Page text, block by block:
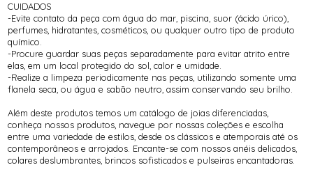
CUIDADOS
-Evite contato da peça com água do mar, piscina, suor (ácido úrico),
perfumes, hidratantes, cosméticos, ou qualquer outro tipo de produto
químico.
-Procure guardar suas peças separadamente para evitar atrito entre
elas, em um local protegido do sol, calor e umidade.
-Realize a limpeza periodicamente nas peças, utilizando somente uma
flanela seca, ou água e sabão neutro, assim conservando seu brilho.
Além deste produtos temos um catálogo de joias diferenciadas,
conheça nossos produtos, navegue por nossas coleções e escolha
entre uma variedade de estilos, desde os clássicos e atemporais até os
contemporâneos e arrojados. Encante-se com nossos anéis delicados,
colares deslumbrantes, brincos sofisticados e pulseiras encantadoras.